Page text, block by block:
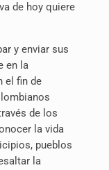
de hoy quiere
y enviar sus
en la
el fin de
de los
la vida
pueblos
la